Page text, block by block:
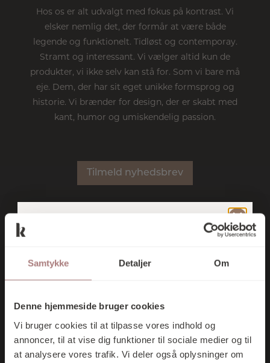
Samtykke Detaljer Om
Denne hjemmeside bruger cookies
Vi bruger cookies til at tilpasse vores indhold og
annoncer, til at vise dig funktioner til sociale medier og til
at analysere vores trafik. Vi deler også oplysninger om
Hos os er alt udvalgt med fokus på kontrast. Vi
elsker nemlig det, der formår at være både
legende og funktionelt. Tidløst og contemporay.
Stramt og interessant. Vi vælger altid kun de
produkter, vi ikke selv kan stå for. Som vi bare må
eje. Dem, der har sit eget unikke formsprog og
historie. Vi brænder for design, der er skabt med
kant, humor og umiskendelig passion.
Tilmeld nyhedsbrev
BRANDS
75 52 24 35
butik@kontrast-interior.dk
TILMELD DIG
VORES
NYHEDSBREV
OG FÅ 10% I
RABAT PÅ DIT
FØRSTE KØB